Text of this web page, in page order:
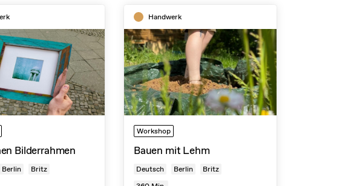
Bilderrahmen
Berlin
Britz
Handwerk
Workshop
Bauen mit Lehm
Deutsch Berlin
Britz